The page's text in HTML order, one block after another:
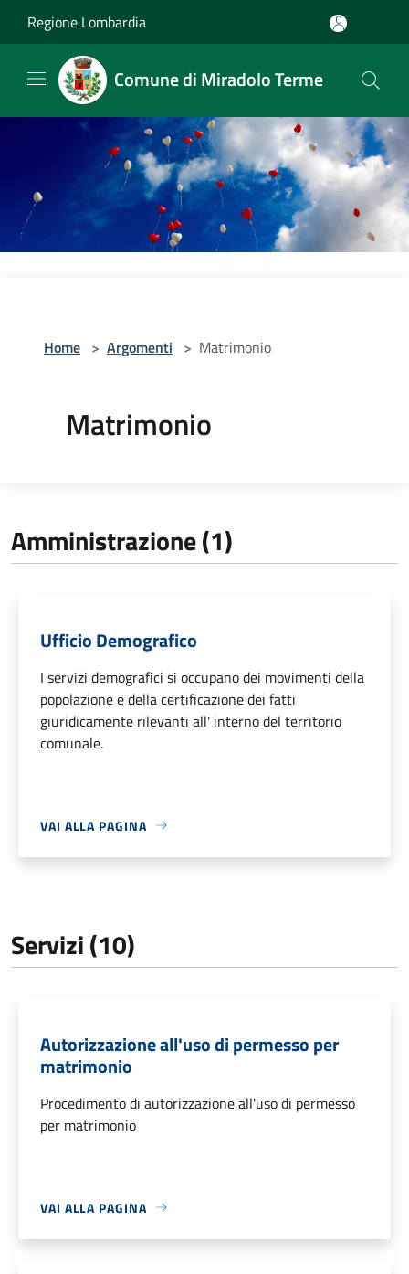
Regione Lombardia
Comune di Miradolo Terme
Home > Argomenti > Matrimonio
Matrimonio
Amministrazione (1)
Ufficio Demografico
I servizi demografici si occupano dei movimenti della
popolazione e della certificazione dei fatti
giuridicamente rilevanti all' interno del territorio
comunale.
VAI ALLA PAGINA
Servizi (10)
Autorizzazione all'uso di permesso per
matrimonio
Procedimento di autorizzazione all'uso di permesso
per matrimonio
VAI ALLA PAGINA